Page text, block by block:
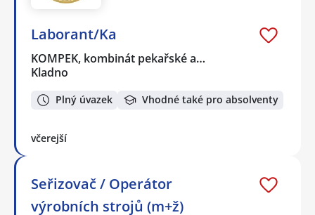
Laborant/Ka
KOMPEK, kombinát pekařské a…
Kladno
Plný úvazek Vhodné také pro absolventy
včerejší
Seřizovač / Operátor
výrobních strojů (m+ž)